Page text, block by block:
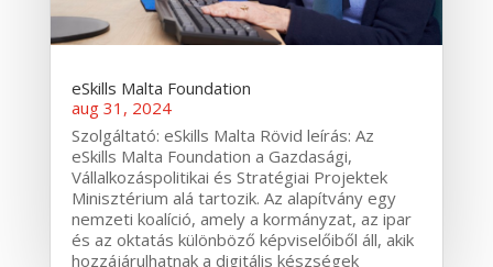
eSkills Malta Foundation
aug 31, 2024
Szolgáltató: eSkills Malta Rövid leírás: Az
eSkills Malta Foundation a Gazdasági,
Vállalkozáspolitikai és Stratégiai Projektek
Minisztérium alá tartozik. Az alapítvány egy
nemzeti koalíció, amely a kormányzat, az ipar
és az oktatás különböző képviselőiből áll, akik
hozzájárulhatnak a digitális készségek